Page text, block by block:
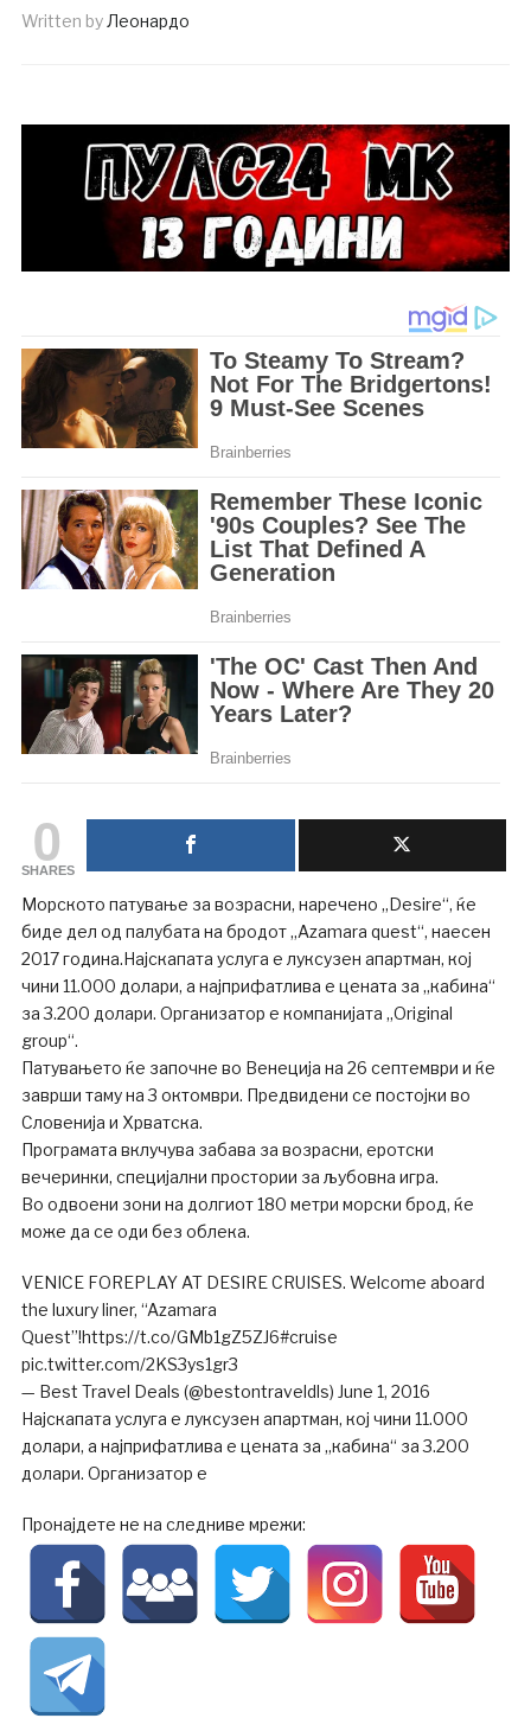
Written byЛеонардо
0
SHARES
Морското патување за возрасни, наречено „Desire“, ќе
биде дел од палубата на бродот „Azamara quest“, наесен
2017 година.Најскапата услуга е луксузен апартман, кој
чини 11.000 долари, а најприфатлива е цената за „кабина“
за 3.200 долари. Организатор е компанијата „Original
group“.
Патувањето ќе започне во Венеција на 26 септември и ќе
заврши таму на 3 октомври. Предвидени се постојки во
Словенија и Хрватска.
Програмата вклучува забава за возрасни, еротски
вечеринки, специјални простории за љубовна игра.
Во одвоени зони на долгиот 180 метри морски брод, ќе
може да се оди без облека.
VENICE FOREPLAY AT DESIRE CRUISES. Welcome aboard
the luxury liner, “Azamara
Quest”!https://t.co/GMb1gZ5ZJ6#cruise
pic.twitter.com/2KS3ys1gr3
— Best Travel Deals (@bestontraveldls) June 1, 2016
Најскапата услуга е луксузен апартман, кој чини 11.000
долари, а најприфатлива е цената за „кабина“ за 3.200
долари. Организатор е
Пронајдете не на следниве мрежи: